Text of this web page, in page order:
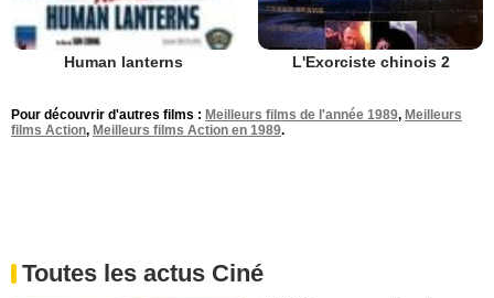
Human lanterns L'Exorciste chinois 2
Pour découvrir d'autres films : Meilleurs films de l'année 1989, Meilleurs
films Action, Meilleurs films Action en 1989.
Toutes les actus Ciné